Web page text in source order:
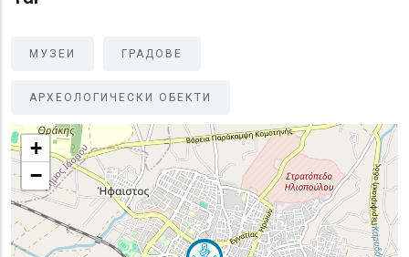
МУЗЕИ ГРАДОВЕ
АРХЕОЛОГИЧЕСКИ ОБЕКТИ
+
−